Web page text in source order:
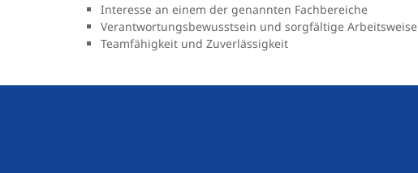
Interesse an einem der genannten Fachbereiche
Verantwortungsbewusstsein und sorgfältige Arbeitsweise
Teamfähigkeit und Zuverlässigkeit